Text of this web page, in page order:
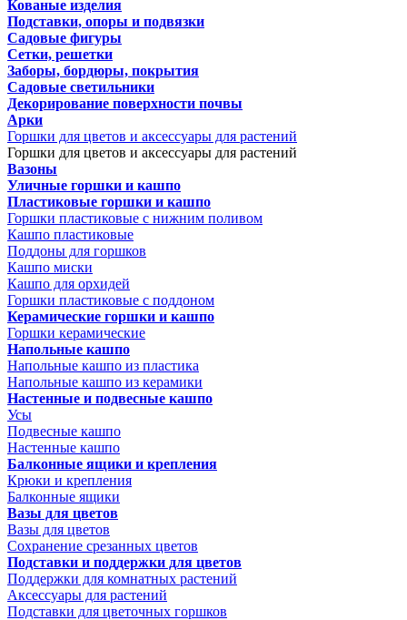
Кованые изделия
Подставки, опоры и подвязки
Садовые фигуры
Сетки, решетки
Заборы, бордюры, покрытия
Садовые светильники
Декорирование поверхности почвы
Арки
Горшки для цветов и аксессуары для растений
Горшки для цветов и аксессуары для растений
Вазоны
Уличные горшки и кашпо
Пластиковые горшки и кашпо
Горшки пластиковые с нижним поливом
Кашпо пластиковые
Поддоны для горшков
Кашпо миски
Кашпо для орхидей
Горшки пластиковые с поддоном
Керамические горшки и кашпо
Горшки керамические
Напольные кашпо
Напольные кашпо из пластика
Напольные кашпо из керамики
Настенные и подвесные кашпо
Усы
Подвесные кашпо
Настенные кашпо
Балконные ящики и крепления
Крюки и крепления
Балконные ящики
Вазы для цветов
Вазы для цветов
Сохранение срезанных цветов
Подставки и поддержки для цветов
Поддержки для комнатных растений
Аксессуары для растений
Подставки для цветочных горшков